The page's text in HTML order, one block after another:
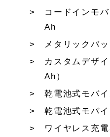
コードインモ
Ah
メタリックバ
カスタムデザ
Ah）
乾電池式モバ
乾電池式モバ
ワイヤレス充